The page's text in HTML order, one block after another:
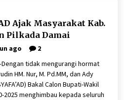
Ajak Masyarakat Kab.
Pilkada Damai
ago
2
tidak mengurangi hormat
HM. Nur, M. Pd.MM, dan Ady
Bakal Calon Bupati-Wakil
2025 menghimbau kepada seluruh